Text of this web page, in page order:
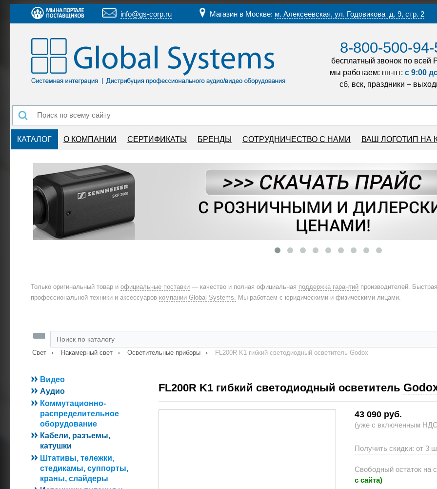
info@gs-corp.ru Магазин в Москве: м. Алексеевская, ул. Годовикова д. 9, стр. 2
8-800-500-
бесплатный звонок по всей
мы работаем: пн-пт: с 9:00
сб, вск, праздники –
КАТАЛОГ О КОМПАНИИ СЕРТИФИКАТЫ БРЕНДЫ СОТРУДНИЧЕСТВО С НАМИ ВАШ ЛОГОТИП НА
Только оригинальный товар и официальные поставки — качество и полная официальная поддержка гарантий производителей.
профессиональной техники и аксессуаров компании Global Systems. Мы работаем с юридическими и физическими лицами.
Свет Накамерный свет Осветительные приборы FL200R K1 гибкий светодиодный осветитель Godox
Видео
Аудио
Коммутационно-
распределительное
оборудование
Кабели, разъемы,
катушки
Штативы, тележки,
стедикамы, суппорты,
краны, слайдеры
FL200R K1 гибкий светодиодный осветитель
43 090 руб.
(уже с включенным
Получить скидки: от 3
Свободный остаток на
с сайта)